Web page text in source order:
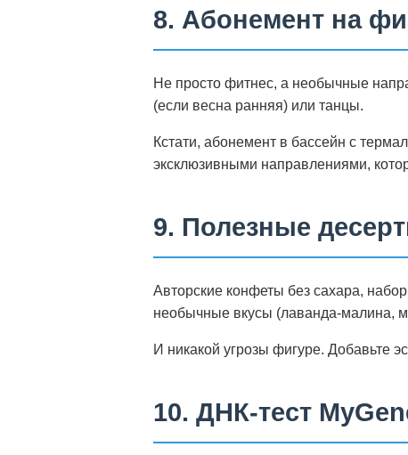
8. Абонемент на
Не просто фитнес, а необычные
(если весна ранняя) или танцы.
Кстати, абонемент в бассейн с
эксклюзивными направлениями,
9. Полезные
Авторские конфеты без сахара,
необычные вкусы (лаванда-малина,
И никакой угрозы фигуре. Добавьте
10. ДНК-тест